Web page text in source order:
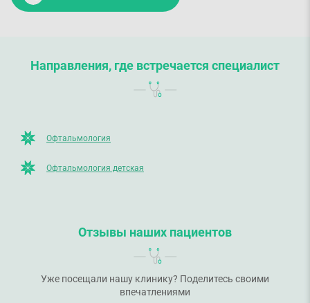
Направления, где встречается специалист
Офтальмология
Офтальмология детская
Отзывы наших пациентов
Уже посещали нашу клинику? Поделитесь своими
впечатлениями